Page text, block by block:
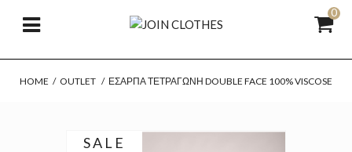
0
HOME / OUTLET / ΕΣΆΡΠΑ ΤΕΤΡΆΓΩΝΗ DOUBLE FACE 100% VISCOSE
SALE